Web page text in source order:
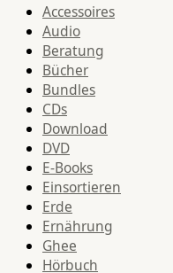
Accessoires
Audio
Beratung
Bücher
Bundles
CDs
Download
DVD
E-Books
Einsortieren
Erde
Ernährung
Ghee
Hörbuch